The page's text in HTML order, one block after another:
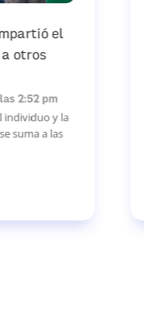
UBB
Regional
Escuela
Valentina
a las 2:35 pm
Profesores y
Louvel Bert
nuestra casa